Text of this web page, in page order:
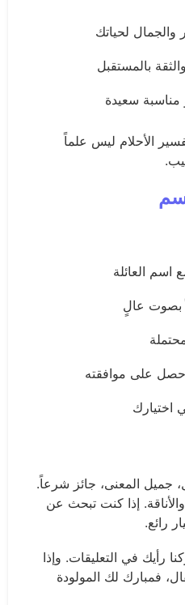
لحياتك
بالمستقبل
مناسبة سعيدة
الأحلام ليس علماً
اسم العائلة
بصوت عالٍ
على موافقته
اختيارك
جميل المعنى، جائز شرعاً.
إذا كنت تبحث عن
رائع.
رأيك في التعليقات. وإذا
فمبارك لك المولودة